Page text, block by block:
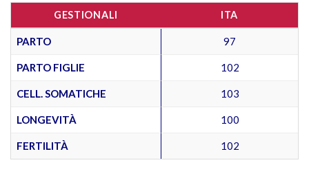
GESTIONALI ITA
PARTO 97
PARTO FIGLIE 102
CELL. SOMATICHE 103
LONGEVITÀ 100
FERTILITÀ 102